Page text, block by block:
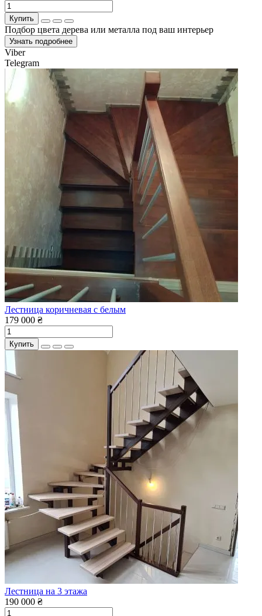
Купить
Подбор цвета дерева или металла под ваш интерьер
Узнать подробнее
Viber
Telegram
Лестница коричневая с белым
179 000 ₴
Купить
Лестница на 3 этажа
190 000 ₴